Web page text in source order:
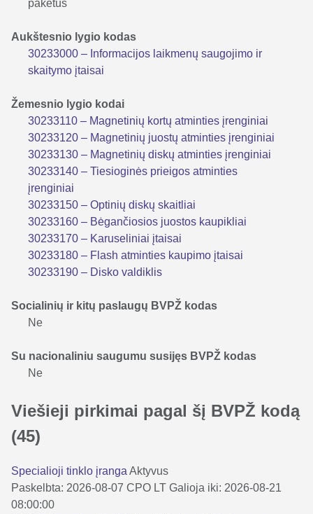
paketus
Aukštesnio lygio kodas
30233000 – Informacijos laikmenų saugojimo ir
skaitymo įtaisai
Žemesnio lygio kodai
30233110 – Magnetinių kortų atminties įrenginiai
30233120 – Magnetinių juostų atminties įrenginiai
30233130 – Magnetinių diskų atminties įrenginiai
30233140 – Tiesioginės prieigos atminties
įrenginiai
30233150 – Optinių diskų skaitliai
30233160 – Bėgančiosios juostos kaupikliai
30233170 – Karuseliniai įtaisai
30233180 – Flash atminties kaupimo įtaisai
30233190 – Disko valdiklis
Socialinių ir kitų paslaugų BVPŽ kodas
Ne
Su nacionaliniu saugumu susijęs BVPŽ kodas
Ne
Viešieji pirkimai pagal šį BVPŽ kodą
(45)
Specialioji tinklo įranga Aktyvus
Paskelbta: 2026-08-07 CPO LT Galioja iki: 2026-08-21
08:00:00